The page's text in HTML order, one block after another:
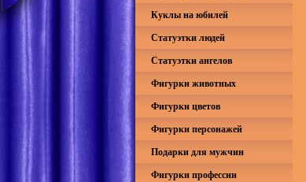
Куклы на юбилей
Статуэтки людей
Статуэтки ангелов
Фигурки животных
Фигурки цветов
Фигурки персонажей
Подарки для мужчин
Фигурки профессии